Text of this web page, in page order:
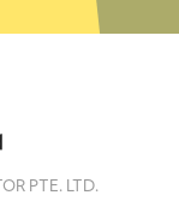
PTE. LTD.